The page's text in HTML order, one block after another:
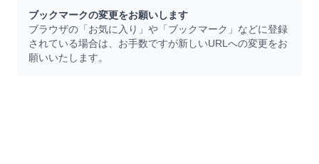
ブックマークの変更をお願いします
ブラウザの「お気に入り」や「ブックマーク」などに登録
されている場合は、お手数ですが新しいURLへの変更をお
願いいたします。